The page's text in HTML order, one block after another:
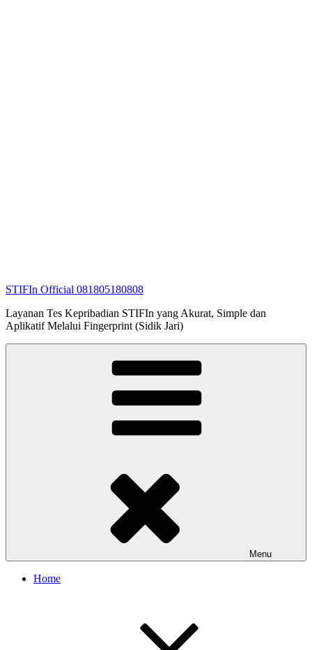
STIFIn Official 081805180808
Layanan Tes Kepribadian STIFIn yang Akurat, Simple dan
Aplikatif Melalui Fingerprint (Sidik Jari)
Menu
Home